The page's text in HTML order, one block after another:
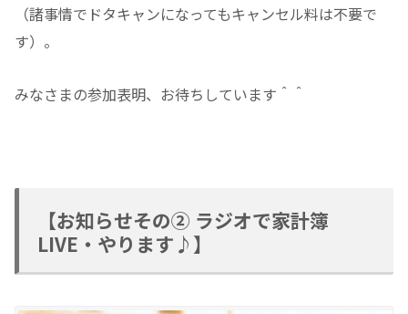
（諸事情でドタキャンになってもキャンセル料は不要で
す）。
みなさまの参加表明、お待ちしています＾＾
【お知らせその② ラジオで家計簿
LIVE・やります♪】